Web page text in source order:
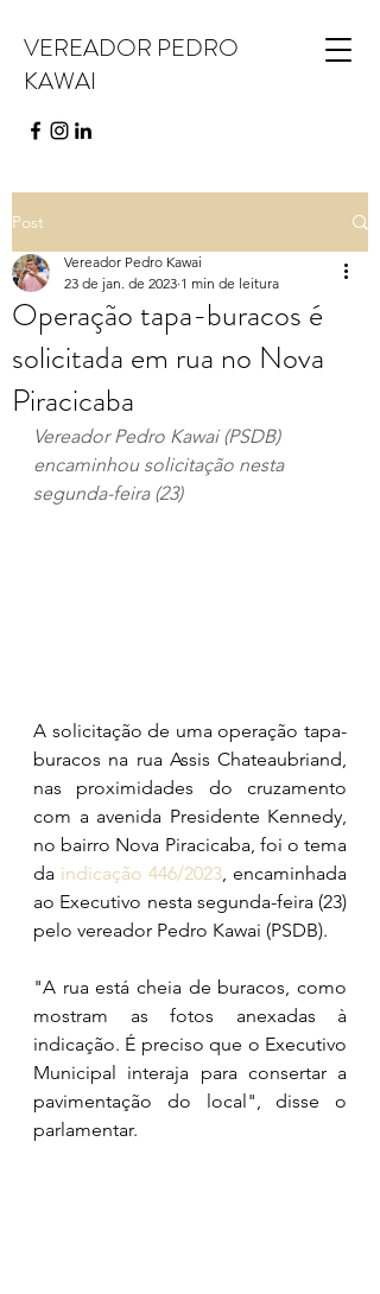
VEREADOR PEDRO
KAWAI
Post
Operação tapa-buracos é
solicitada em rua no Nova
Piracicaba
Vereador Pedro Kawai
23 de jan. de 2023 1 min de leitura
Vereador Pedro Kawai (PSDB)
encaminhou solicitação nesta
segunda-feira (23)
A solicitação de uma operação tapa-
buracos na rua Assis Chateaubriand,
nas proximidades do cruzamento
com a avenida Presidente Kennedy,
no bairro Nova Piracicaba, foi o tema
da indicação 446/2023, encaminhada
ao Executivo nesta segunda-feira (23)
pelo vereador Pedro Kawai (PSDB).
"A rua está cheia de buracos, como
mostram as fotos anexadas à
indicação. É preciso que o Executivo
Municipal interaja para consertar a
pavimentação do local", disse o
parlamentar.